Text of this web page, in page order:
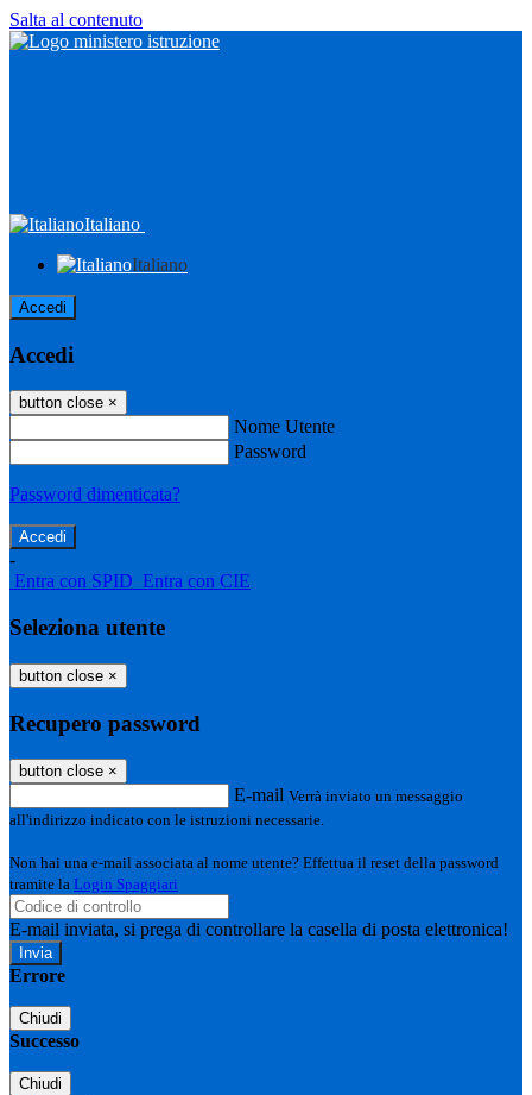
Salta al contenuto
Italiano
Italiano
Accedi
Accedi
button close ×
Nome Utente
Password
Password dimenticata?
-
Entra con SPID Entra con CIE
Seleziona utente
button close ×
Recupero password
button close ×
E-mail Verrà inviato un messaggio
all'indirizzo indicato con le istruzioni necessarie.
Non hai una e-mail associata al nome utente? Effettua il reset della password
tramite la Login Spaggiari
E-mail inviata, si prega di controllare la casella di posta elettronica!
Errore
Chiudi
Successo
Chiudi